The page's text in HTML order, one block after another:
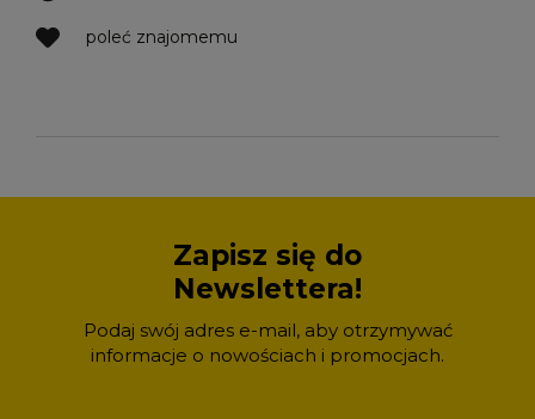
poleć znajomemu
Zapisz się do
Newslettera!
Podaj swój adres e-mail, aby otrzymywać
informacje o nowościach i promocjach.